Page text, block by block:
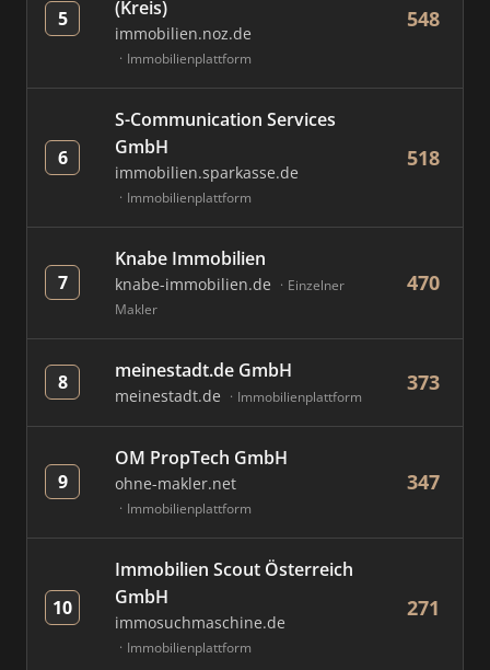
5
(Kreis)
immobilien.noz.de
Immobilienplattform
548
6
S-Communication Services
GmbH
immobilien.sparkasse.de
Immobilienplattform
518
7
Knabe Immobilien
knabe-immobilien.de
Einzelner
Makler
470
8 meinestadt.de GmbH
meinestadt.de Immobilienplattform
373
9
OM PropTech GmbH
ohne-makler.net
Immobilienplattform
347
10
Immobilien Scout Österreich
GmbH
immosuchmaschine.de
Immobilienplattform
271